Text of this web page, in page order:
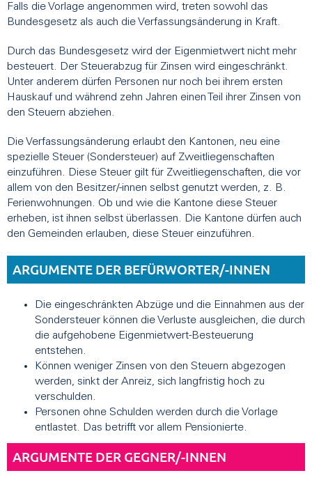
Falls die Vorlage angenommen wird, treten sowohl das
Bundesgesetz als auch die Verfassungsänderung in Kraft.
Durch das Bundesgesetz wird der Eigenmietwert nicht mehr
besteuert. Der Steuerabzug für Zinsen wird eingeschränkt.
Unter anderem dürfen Personen nur noch bei ihrem ersten
Hauskauf und während zehn Jahren einen Teil ihrer Zinsen von
den Steuern abziehen.
Die Verfassungsänderung erlaubt den Kantonen, neu eine
spezielle Steuer (Sondersteuer) auf Zweitliegenschaften
einzuführen. Diese Steuer gilt für Zweitliegenschaften, die vor
allem von den Besitzer/-innen selbst genutzt werden, z. B.
Ferienwohnungen. Ob und wie die Kantone diese Steuer
erheben, ist ihnen selbst überlassen. Die Kantone dürfen auch
den Gemeinden erlauben, diese Steuer einzuführen.
ARGUMENTE DER BEFÜRWORTER/-INNEN
Die eingeschränkten Abzüge und die Einnahmen aus der
Sondersteuer können die Verluste ausgleichen, die durch
die aufgehobene Eigenmietwert-Besteuerung
entstehen.
Können weniger Zinsen von den Steuern abgezogen
werden, sinkt der Anreiz, sich langfristig hoch zu
verschulden.
Personen ohne Schulden werden durch die Vorlage
entlastet. Das betrifft vor allem Pensionierte.
ARGUMENTE DER GEGNER/-INNEN